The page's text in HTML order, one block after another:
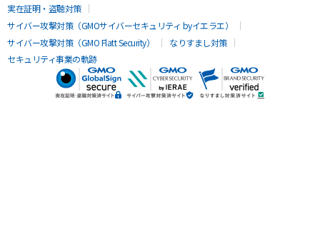
実在証明・盗聴対策
サイバー攻撃対策（GMOサイバーセキュリティ byイエラエ）
サイバー攻撃対策（GMO Flatt Security）
なりすまし対策
セキュリティ事業の軌跡